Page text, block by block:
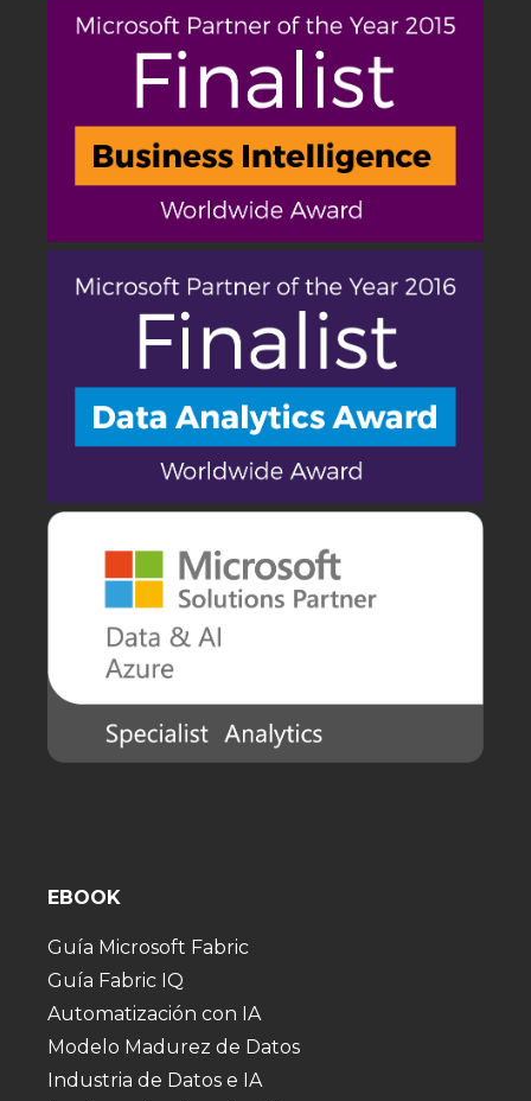
EBOOK
Guía Microsoft Fabric
Guía Fabric IQ
Automatización con IA
Modelo Madurez de Datos
Industria de Datos e IA